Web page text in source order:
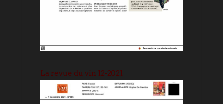
La revue du vin 12-2021